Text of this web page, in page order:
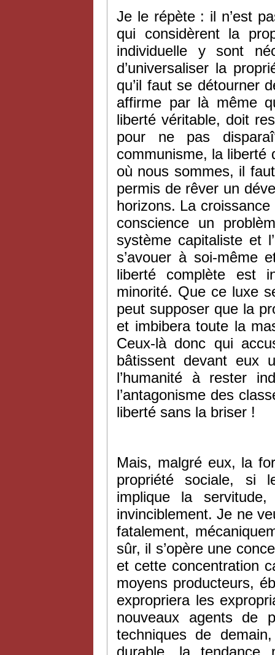
Je le répète : il n’est
qui considèrent la
individuelle y sont
d’universaliser la
qu’il faut se détourner
affirme par là même
liberté véritable, doit
pour ne pas
communisme, la liberté
où nous sommes, il
permis de rêver un
horizons. La
conscience un
système capitaliste et
s’avouer à soi-même
liberté complète est
minorité. Que ce luxe
peut supposer que la
et imbibera toute la
Ceux-là donc qui
bâtissent devant eux
l’humanité à rester
l’antagonisme des
liberté sans la briser !
Mais, malgré eux, la
propriété sociale, si
implique la
invinciblement. Je ne
fatalement,
sûr, il s’opère une
et cette concentration
moyens producteurs,
expropriera les
nouveaux agents de
techniques de
durable, la tendance